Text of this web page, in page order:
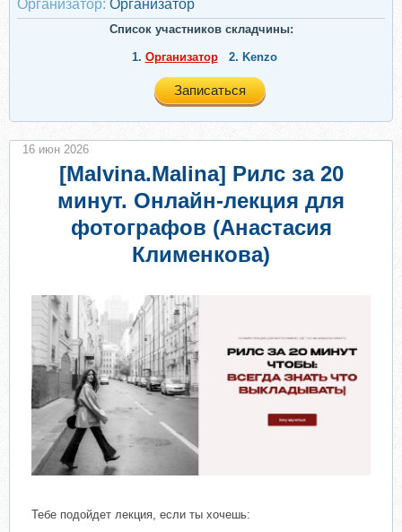
Организатор: Организатор
Список участников складчины:
1. Организатор 2. Kenzo
Записаться
[Malvina.Malina] Рилс за 20
минут. Онлайн-лекция для
фотографов (Анастасия
Клименкова)
Тебе подойдет лекция, если ты хочешь:
16 июн 2026